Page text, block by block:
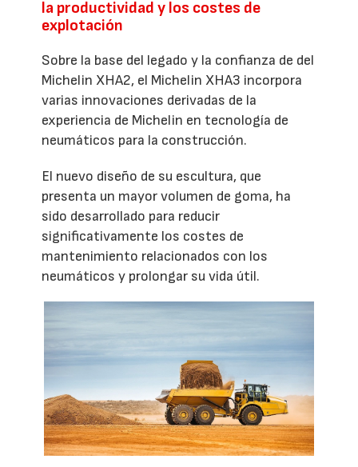
la productividad y los costes de
explotación
Sobre la base del legado y la confianza de del
Michelin XHA2, el Michelin XHA3 incorpora
varias innovaciones derivadas de la
experiencia de Michelin en tecnología de
neumáticos para la construcción.
El nuevo diseño de su escultura, que
presenta un mayor volumen de goma, ha
sido desarrollado para reducir
significativamente los costes de
mantenimiento relacionados con los
neumáticos y prolongar su vida útil.